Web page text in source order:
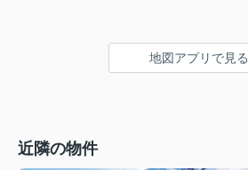
地図アプリで見る
近隣の物件